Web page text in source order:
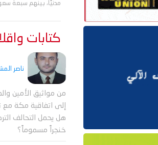
مدنيًا، بينهم سبعة
كتابات
ناصر
من مواثيق الأمين
إلى اتفاقية مكة مع
هل يحمل التحالف
خنجراً مسموماً؟